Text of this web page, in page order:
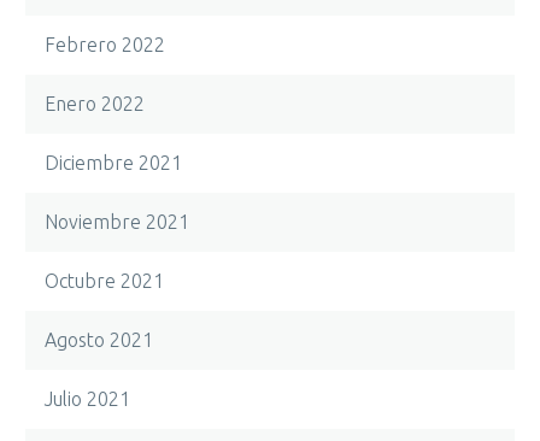
Febrero 2022
Enero 2022
Diciembre 2021
Noviembre 2021
Octubre 2021
Agosto 2021
Julio 2021